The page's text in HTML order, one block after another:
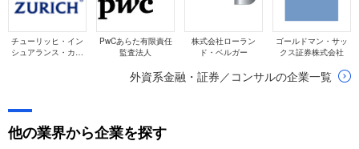
チューリッヒ・イン
シュアランス・カン
PwCあらた有限責任
監査法人
株式会社ローラン
ド・ベルガー
ゴールドマン・サッ
クス証券株式会社
外資系金融・証券／コンサルの企業一覧
他の業界から企業を探す